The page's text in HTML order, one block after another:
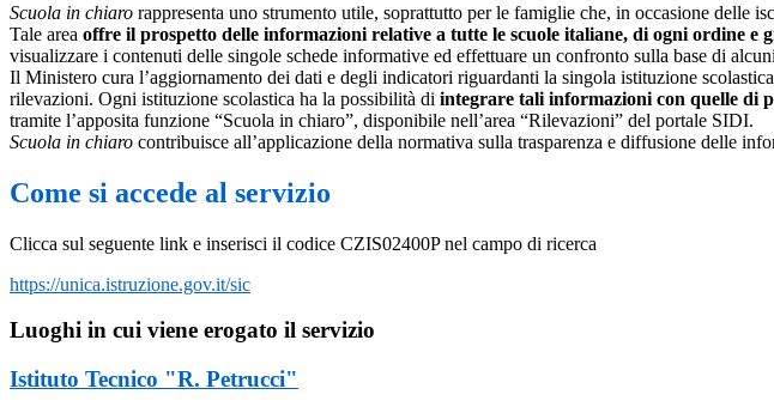
Scuola in chiaro rappresenta uno strumento utile, soprattutto per le famiglie che, in occasione delle
Tale area offre il prospetto delle informazioni relative a tutte le scuole italiane, di ogni ordine e
visualizzare i contenuti delle singole schede informative ed effettuare un confronto sulla base di
Il Ministero cura l’aggiornamento dei dati e degli indicatori riguardanti la singola istituzione
rilevazioni. Ogni istituzione scolastica ha la possibilità di integrare tali informazioni con quelle di
tramite l’apposita funzione “Scuola in chiaro”, disponibile nell’area “Rilevazioni” del portale SIDI.
Scuola in chiaro contribuisce all’applicazione della normativa sulla trasparenza e diffusione delle
Come si accede al servizio
Clicca sul seguente link e inserisci il codice CZIS02400P nel campo di ricerca
https://unica.istruzione.gov.it/sic
Luoghi in cui viene erogato il servizio
Istituto Tecnico "R. Petrucci"